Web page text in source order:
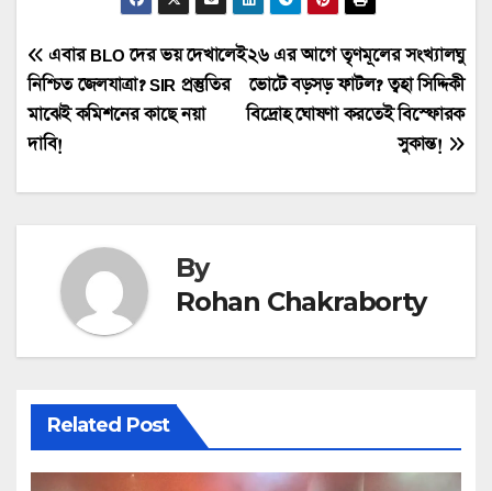
Post
navigation
২৬ এর আগে তৃণমূলের সংখ্যালঘু
ভোটে বড়সড় ফাটল? ত্বহা সিদ্দিকী
বিদ্রোহ ঘোষণা করতেই বিস্ফোরক
সুকান্ত!
এবার BLO দের ভয় দেখালেই
নিশ্চিত জেলযাত্রা? SIR প্রস্তুতির
মাঝেই কমিশনের কাছে নয়া
দাবি!
By
Rohan Chakraborty
Related Post